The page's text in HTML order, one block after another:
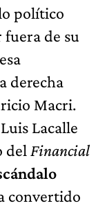
político
de su
derecha
Macri.
Lacalle
del Financial
convertido